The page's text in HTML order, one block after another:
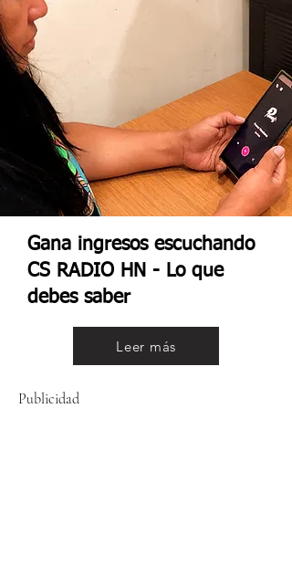
Gana ingresos escuchando
CS RADIO HN - Lo que
debes saber
Leer más
Publicidad